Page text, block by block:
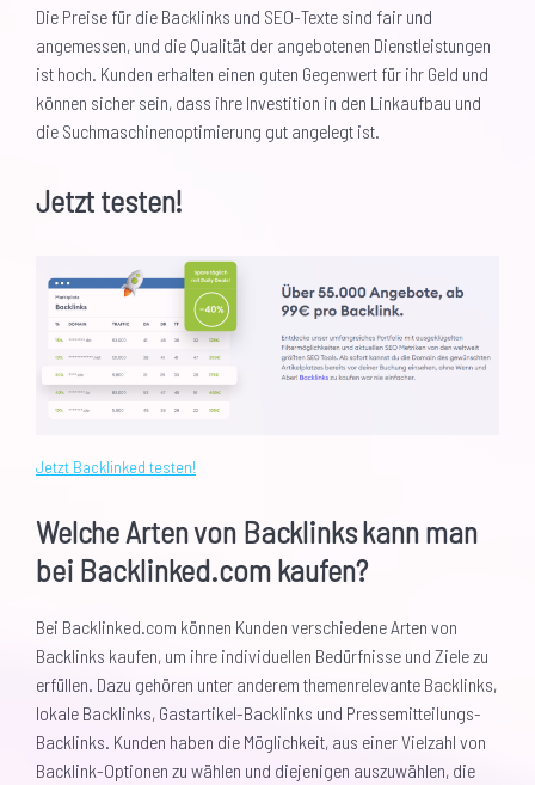
Die Preise für die Backlinks und SEO-Texte sind fair und
angemessen, und die Qualität der angebotenen Dienstleistungen
ist hoch. Kunden erhalten einen guten Gegenwert für ihr Geld und
können sicher sein, dass ihre Investition in den Linkaufbau und
die Suchmaschinenoptimierung gut angelegt ist.
Jetzt testen!
Jetzt Backlinked testen!
Welche Arten von Backlinks kann man
bei Backlinked.com kaufen?
Bei Backlinked.com können Kunden verschiedene Arten von
Backlinks kaufen, um ihre individuellen Bedürfnisse und Ziele zu
erfüllen. Dazu gehören unter anderem themenrelevante Backlinks,
lokale Backlinks, Gastartikel-Backlinks und Pressemitteilungs-
Backlinks. Kunden haben die Möglichkeit, aus einer Vielzahl von
Backlink-Optionen zu wählen und diejenigen auszuwählen, die